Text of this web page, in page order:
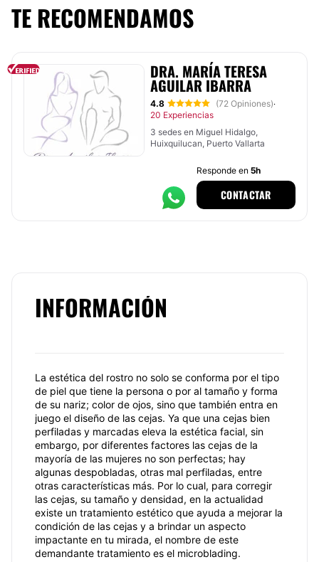
TE RECOMENDAMOS
DRA. MARÍA TERESA
AGUILAR IBARRA
4.8 (72 Opiniones)·
20 Experiencias
3 sedes en Miguel Hidalgo,
Huixquilucan, Puerto Vallarta
Responde en 5h
CONTACTAR
INFORMACIÓN
La estética del rostro no solo se conforma por el tipo
de piel que tiene la persona o por al tamaño y forma
de su nariz; color de ojos, sino que también entra en
juego el diseño de las cejas. Ya que una cejas bien
perfiladas y marcadas eleva la estética facial, sin
embargo, por diferentes factores las cejas de la
mayoría de las mujeres no son perfectas; hay
algunas despobladas, otras mal perfiladas, entre
otras características más. Por lo cual, para corregir
las cejas, su tamaño y densidad, en la actualidad
existe un tratamiento estético que ayuda a mejorar la
condición de las cejas y a brindar un aspecto
impactante en tu mirada, el nombre de este
demandante tratamiento es el microblading.